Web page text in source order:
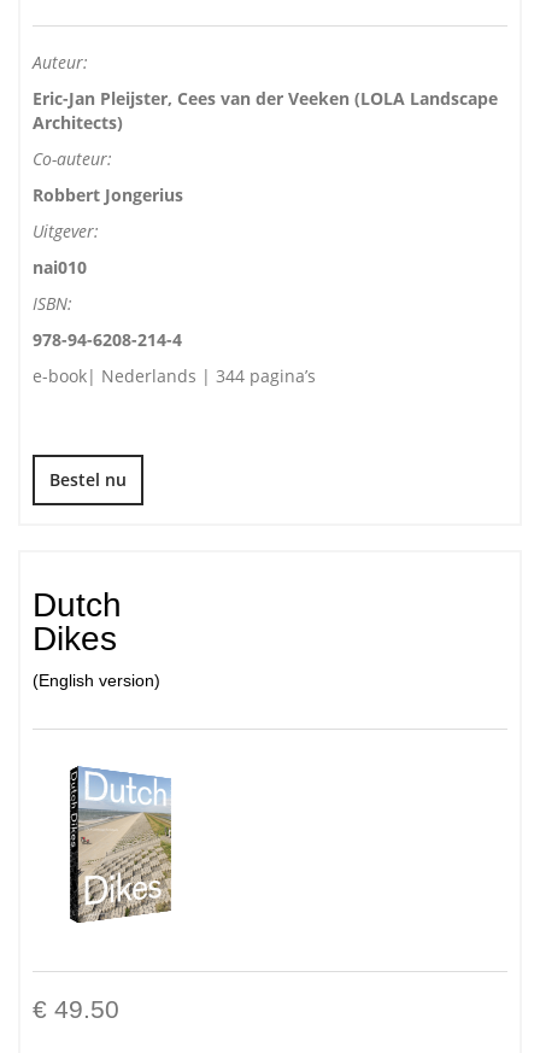
Auteur:
Eric-Jan Pleijster, Cees van der Veeken (LOLA Landscape
Architects)
Co-auteur:
Robbert Jongerius
Uitgever:
nai010
ISBN:
978-94-6208-214-4
e-book| Nederlands | 344 pagina’s
Bestel nu
Dutch
Dikes
(English version)
€ 49.50